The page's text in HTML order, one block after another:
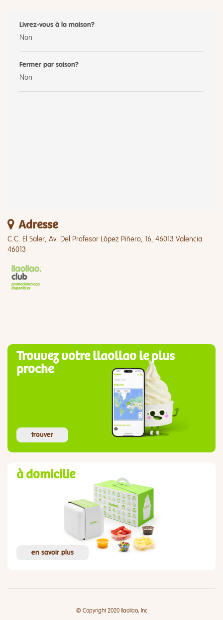
Livrez-vous à la maison?
Non
Fermer par saison?
Non
Adresse
C.C. El Saler, Av. Del Profesor López Piñero, 16, 46013 Valencia
46013
Trouvez votre llaollao le plus
proche
trouver
à domicilie
en savoir plus
© Copyright 2020 llaollao, Inc